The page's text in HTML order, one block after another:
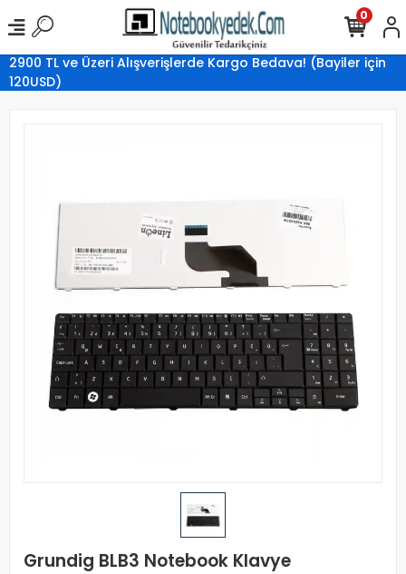
2900 TL ve Üzeri Alışverişlerde Kargo Bedava! (Bayiler için
120USD)
0
Grundig BLB3 Notebook Klavye